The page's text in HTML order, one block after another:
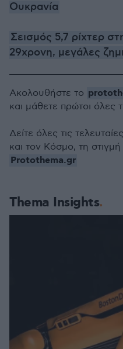
Ουκρανία
Σεισμός 5,7 ρίχτερ
29χρονη, μεγάλες
Thema Insights
Ακολουθήστε το
και μάθετε πρώτοι όλες
Δείτε όλες τις τελευταίες
και τον Κόσμο, τη
Protothema.gr